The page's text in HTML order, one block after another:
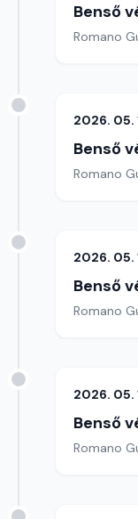
Benső
2026. 05.
Benső
2026. 05.
Benső
2026. 05.
Benső